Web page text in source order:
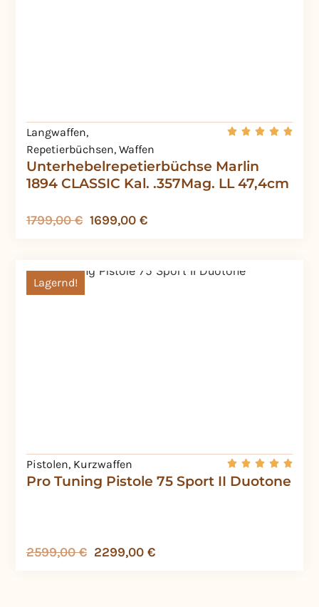
Unterhebelrepetierbüchse Marlin
1894 CLASSIC Kal. .357Mag. LL 47,4cm
Langwaffen,
Repetierbüchsen, Waffen
1799,00€ 1699,00 €
Pro Tuning Pistole 75 Sport II Duotone
Lagernd!
Pistolen, Kurzwaffen
2599,00€ 2299,00 €